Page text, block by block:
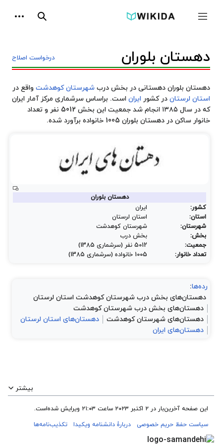
جمع و باز کردن نوار کناری جستجو
درخواست اصلاح دهستان بلوران
دهستان بلوران دهستانی در بخش درب شهرستان کوهدشت واقع در
استان لرستان در کشور ایران است. براساس سرشماری مرکز آمار ایران
که در سال ۱۳۸۵ انجام شد جمعیت این بخش 5012 نفر و تعداد
خانوار ساکن در دهستان بلوران 1005 خانواده برآورد شده.
دهستان بلوران
کشور:
ایران
استان:
استان لرستان
شهرستان:
شهرستان کوهدشت
بخش:
بخش درب
جمعیت:
5012 نفر (سرشماری 1385)
تعداد خانوار:
1005 خانواده (سرشماری 1385)
رده‌ها:
دهستان‌های بخش درب شهرستان کوهدشت استان لرستان
دهستان‌های بخش درب شهرستان کوهدشت
دهستان‌های شهرستان کوهدشت
دهستان‌های استان لرستان
دهستان‌های ایران
بیشتر
این صفحه آخرین‌بار در ‏۲ اکتبر ۲۰۲۳ ساعت ‏۲۱:۰۳ ویرایش شده‌است.
سیاست حفظ حریم خصوصی
دربارهٔ دانشنامه ویکیدا تکذیب‌نامه‌ها